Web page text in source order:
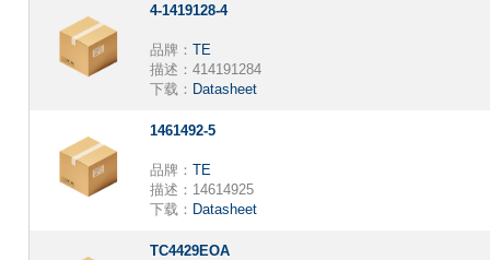
4-1419128-4
品牌： TE
描述： 414191284
下载： Datasheet
1461492-5
品牌： TE
描述： 14614925
下载： Datasheet
TC4429EOA